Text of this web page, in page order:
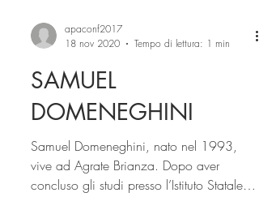
apaconf2017
18 nov 2020
Tempo di lettura: 1 min
SAMUEL
DOMENEGHINI